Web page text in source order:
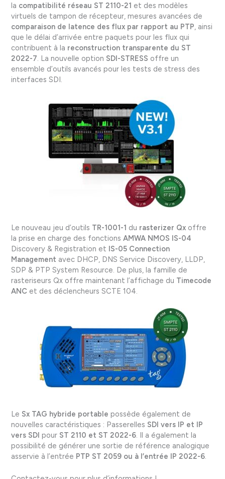
la compatibilité réseau ST 2110-21 et des modèles
virtuels de tampon de récepteur, mesures avancées de
comparaison de latence des flux par rapport au PTP, ainsi
que le délai d’arrivée entre paquets pour les flux qui
contribuent à la reconstruction transparente du ST
2022-7. La nouvelle option SDI-STRESS offre un
ensemble d’outils avancés pour les tests de stress des
interfaces SDI.
Le nouveau jeu d’outils TR-1001-1 du rasterizer Qx offre
la prise en charge des fonctionsAMWA NMOS IS-04
Discovery & Registration et IS-05 Connection
Management avec DHCP, DNS Service Discovery, LLDP,
SDP & PTP System Resource. De plus, la famille de
rasteriseurs Qx offre maintenant l’affichage du Timecode
ANC et des déclencheurs SCTE 104.
Le Sx TAG hybride portable possède également de
nouvelles caractéristiques : Passerelles SDI vers IP et IP
vers SDI pour ST 2110 et ST 2022-6. Il a également la
possibilité de générer une sortie de référence analogique
asservie à l’entrée PTP ST 2059 ou à l’entrée IP 2022-6.